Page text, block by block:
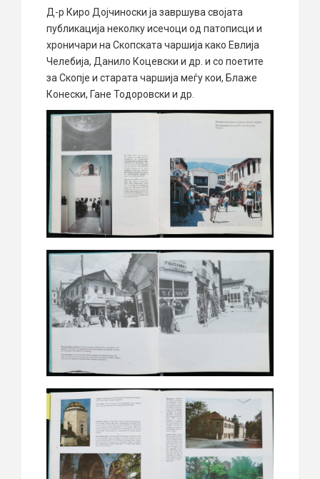
Д-р Киро Дојчиноски ја завршува својата
публикација неколку исечоци од патописци и
хроничари на Скопската чаршија како Евлија
Челебија, Данило Коцевски и др. и со поетите
за Скопје и старата чаршија меѓу кои, Блаже
Конески, Гане Тодоровски и др.